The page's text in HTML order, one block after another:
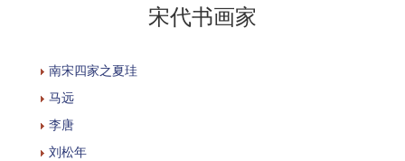
宋代书画家
南宋四家之夏珪
马远
李唐
刘松年